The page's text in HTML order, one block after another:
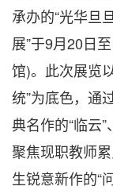
承办的“光华
展”于9月20日
馆)。此次展览
统”为底色，通
典名作的“临云”
聚焦现职教师
生锐意新作的“